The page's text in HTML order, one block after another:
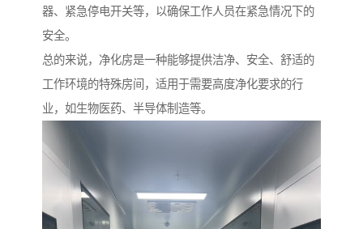
器、紧急停电开关等，以确保工作人员在紧急情况下的
安全。
总的来说，净化房是一种能够提供洁净、安全、舒适的
工作环境的特殊房间，适用于需要高度净化要求的行
业，如生物医药、半导体制造等。